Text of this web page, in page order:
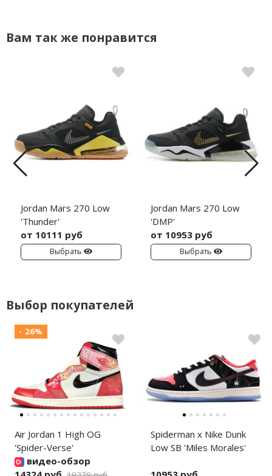
Вам так же понравится
Jordan Mars 270 Low
'Thunder'
от 10111 руб
Выбрать
Jordan Mars 270 Low
'DMP'
от 10953 руб
Выбрать
Выбор покупателей
- 26%
Air Jordan 1 High OG
'Spider-Verse'
видео-обзор
Spiderman x Nike Dunk
Low SB 'Miles Morales'